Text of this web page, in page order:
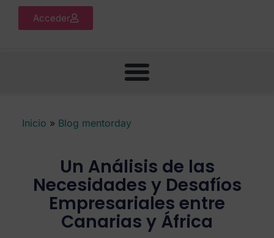
Acceder
Inicio » Blog mentorday
Un Análisis de las
Necesidades y Desafíos
Empresariales entre
Canarias y África